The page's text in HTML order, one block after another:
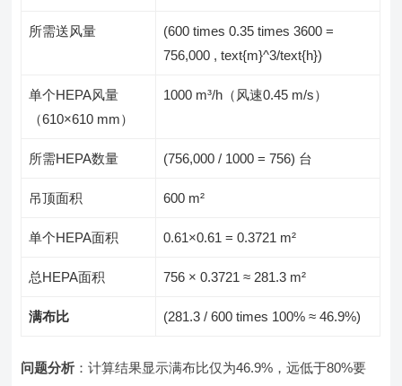
所需送风量
(600 times 0.35 times 3600 =
756,000 , text{m}^3/text{h})
单个HEPA风量
（610×610 mm）
1000 m³/h（风速0.45 m/s）
所需HEPA数量 (756,000 / 1000 = 756) 台
吊顶面积 600 m²
单个HEPA面积 0.61×0.61 = 0.3721 m²
总HEPA面积 756 × 0.3721 ≈ 281.3 m²
满布比 (281.3 / 600 times 100% ≈ 46.9%)
问题分析 ：计算结果显示满布比仅为46.9%，远低于80%要